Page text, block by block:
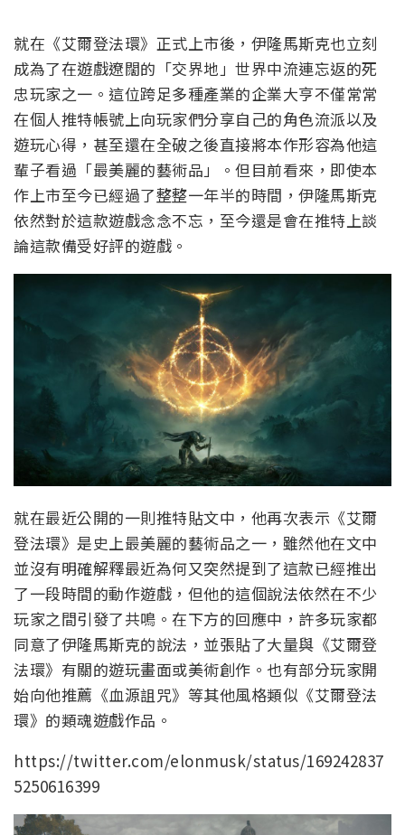
就在《艾爾登法環》正式上市後，伊隆馬斯克也立刻
成為了在遊戲遼闊的「交界地」世界中流連忘返的死
忠玩家之一。這位跨足多種產業的企業大亨不僅常常
在個人推特帳號上向玩家們分享自己的角色流派以及
遊玩心得，甚至還在全破之後直接將本作形容為他這
輩子看過「最美麗的藝術品」。但目前看來，即使本
作上市至今已經過了整整一年半的時間，伊隆馬斯克
依然對於這款遊戲念念不忘，至今還是會在推特上談
論這款備受好評的遊戲。
就在最近公開的一則推特貼文中，他再次表示《艾爾
登法環》是史上最美麗的藝術品之一，雖然他在文中
並沒有明確解釋最近為何又突然提到了這款已經推出
了一段時間的動作遊戲，但他的這個說法依然在不少
玩家之間引發了共鳴。在下方的回應中，許多玩家都
同意了伊隆馬斯克的說法，並張貼了大量與《艾爾登
法環》有關的遊玩畫面或美術創作。也有部分玩家開
始向他推薦《血源詛咒》等其他風格類似《艾爾登法
環》的類魂遊戲作品。
https://twitter.com/elonmusk/status/169242837
5250616399